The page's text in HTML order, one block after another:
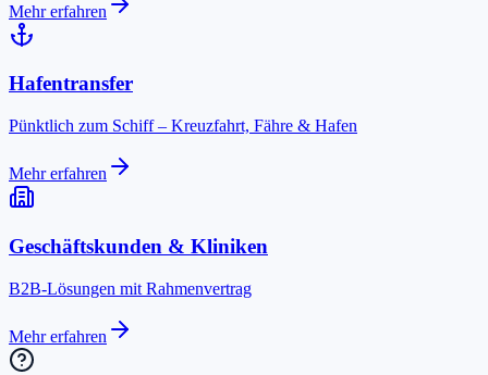
Mehr erfahren
Hafentransfer
Pünktlich zum Schiff – Kreuzfahrt, Fähre & Hafen
Mehr erfahren
Geschäftskunden & Kliniken
B2B-Lösungen mit Rahmenvertrag
Mehr erfahren